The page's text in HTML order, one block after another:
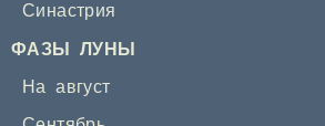
Синастрия
ФАЗЫ ЛУНЫ
На август